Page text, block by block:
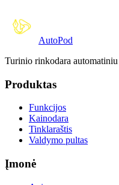
AutoPod
Turinio rinkodara
Produktas
Funkcijos
Kainodara
Tinklaraštis
Valdymo pultas
Įmonė